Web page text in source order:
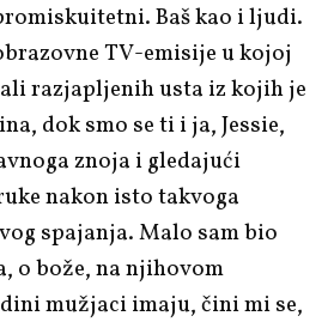
Baš kao i ljudi.
TV-emisije u kojoj
razjapljenih usta iz kojih je
dok smo se ti i ja, Jessie,
znoja i gledajući
nakon isto takvoga
spajanja. Malo sam bio
o bože, na njihovom
mužjaci imaju, čini mi se,